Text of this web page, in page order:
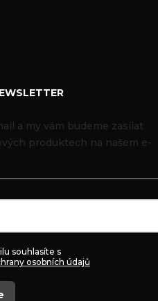
a my vám budeme zasílat
produktech na našem e-
souhlasíte s
osobních údajů